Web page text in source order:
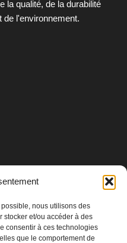
nous utilisons des
stocker et/ou accéder à des
consentir à ces technologies
que le comportement de
la qualité, de la durabilité
de l'environnement.